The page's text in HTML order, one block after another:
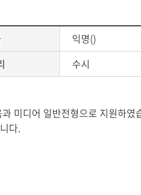
익명()
수시
미디어 일반전형으로 지원하
다.